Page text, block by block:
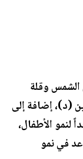
وقلة
(د)، إضافة إلى
الأطفال،
في نمو